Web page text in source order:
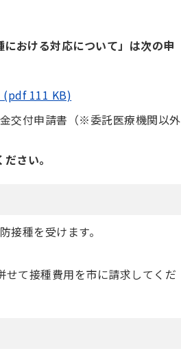
における対応について」は次の申
(pdf 111 KB)
交付申請書（※委託医療機関以外
さい。
種を受けます。
て接種費用を市に請求してくだ